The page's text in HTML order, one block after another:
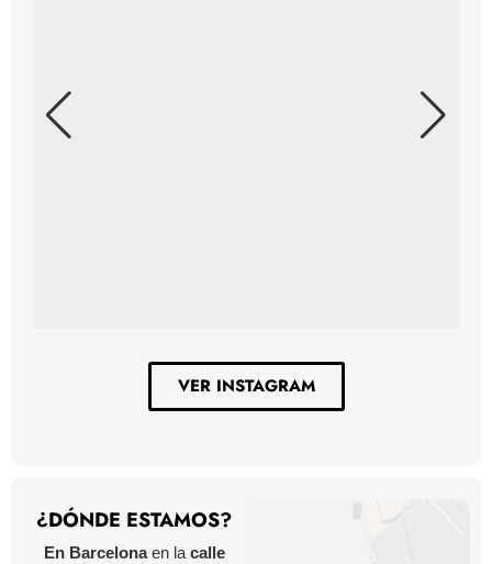
VER INSTAGRAM
¿DÓNDE ESTAMOS?
En Barcelonaen la calle